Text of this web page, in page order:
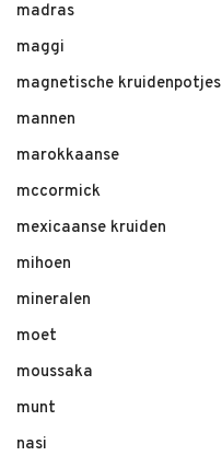
madras
maggi
magnetische kruidenpotjes
mannen
marokkaanse
mccormick
mexicaanse kruiden
mihoen
mineralen
moet
moussaka
munt
nasi